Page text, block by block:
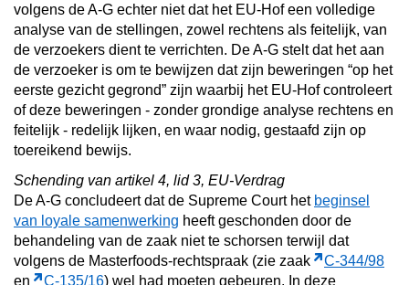
volgens de A-G echter niet dat het EU-Hof een volledige
analyse van de stellingen, zowel rechtens als feitelijk, van
de verzoekers dient te verrichten. De A-G stelt dat het aan
de verzoeker is om te bewijzen dat zijn beweringen “op het
eerste gezicht gegrond” zijn waarbij het EU-Hof controleert
of deze beweringen - zonder grondige analyse rechtens en
feitelijk - redelijk lijken, en waar nodig, gestaafd zijn op
toereikend bewijs.
Schending van artikel 4, lid 3, EU-Verdrag
De A-G concludeert dat de Supreme Court het beginsel
van loyale samenwerking heeft geschonden door de
behandeling van de zaak niet te schorsen terwijl dat
volgens de Masterfoods-rechtspraak (zie zaak
C-344/98
en
C-135/16) wel had moeten gebeuren. In deze